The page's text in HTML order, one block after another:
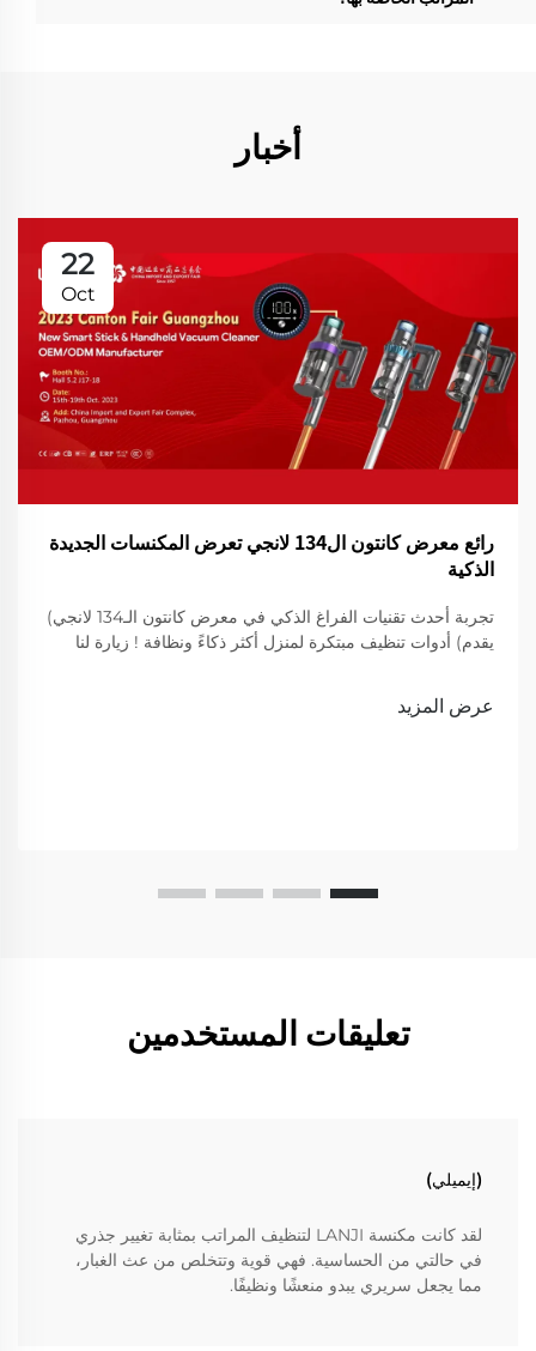
أخبار
22
Oct
رائع معرض كانتون ال134 لانجي تعرض المكنسات الجديدة
الذكية
تجربة أحدث تقنيات الفراغ الذكي في معرض كانتون الـ134 لانجي)
يقدم) أدوات تنظيف مبتكرة لمنزل أكثر ذكاءً ونظافة ! زيارة لنا
عرض المزيد
تعليقات المستخدمين
(إيميلي)
لقد كانت مكنسة LANJI لتنظيف المراتب بمثابة تغيير جذري
في حالتي من الحساسية. فهي قوية وتتخلص من عث الغبار،
مما يجعل سريري يبدو منعشًا ونظيفًا.